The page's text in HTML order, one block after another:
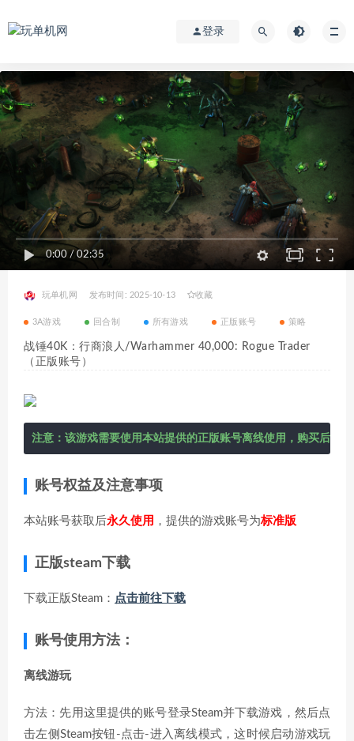
登录
0:00 / 02:35
玩单机网 发布时间: 2025-10-13 收藏
3A游戏 回合制 所有游戏 正版账号 策略
战锤40K：行商浪人/Warhammer 40,000: Rogue Trader
（正版账号）
注意：该游戏需要使用本站提供的正版账号离线使用，购买后在
账号权益及注意事项
本站账号获取后永久使用 ，提供的游戏账号为标准版
正版steam下载
下载正版Steam： 点击前往下载
账号使用方法：
离线游玩
方法：先用这里提供的账号登录Steam并下载游戏，然后点
击左侧Steam按钮-点击-进入离线模式，这时候启动游戏玩